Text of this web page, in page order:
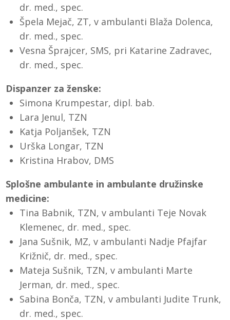
dr. med., spec.
Špela Mejač, ZT, v ambulanti Blaža Dolenca,
dr. med., spec.
Vesna Šprajcer, SMS, pri Katarine Zadravec,
dr. med., spec.
Dispanzer za ženske:
Simona Krumpestar, dipl. bab.
Lara Jenul, TZN
Katja Poljanšek, TZN
Urška Longar, TZN
Kristina Hrabov, DMS
Splošne ambulante in ambulante družinske
medicine:
Tina Babnik, TZN, v ambulanti Teje Novak
Klemenec, dr. med., spec.
Jana Sušnik, MZ, v ambulanti Nadje Pfajfar
Križnič, dr. med., spec.
Mateja Sušnik, TZN, v ambulanti Marte
Jerman, dr. med., spec.
Sabina Bonča, TZN, v ambulanti Judite Trunk,
dr. med., spec.